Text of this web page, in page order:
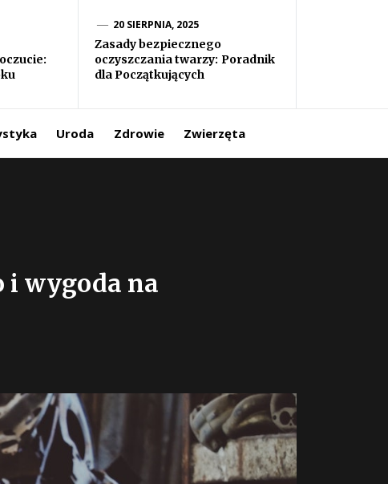
20 SIERPNIA, 2025
Zasady bezpiecznego
oczyszczania twarzy: Poradnik
dla Początkujących
Uroda Zdrowie Zwierzęta
i wygoda na